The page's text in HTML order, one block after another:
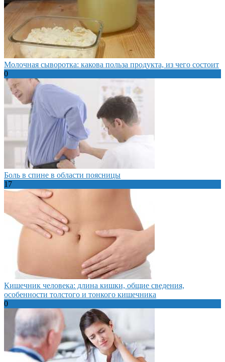
Молочная сыворотка: какова польза продукта, из чего состоит
0
Боль в спине в области поясницы
17
Кишечник человека: длина кишки, общие сведения,
особенности толстого и тонкого кишечника
0